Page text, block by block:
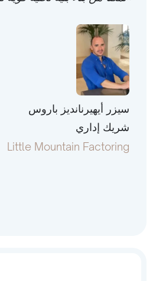
سيزر أيهيرنانديز باروس
شريك إداري
Little Mountain Factoring